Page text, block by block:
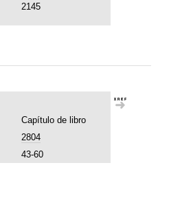
2145
Capítulo de libro
2804
43-60